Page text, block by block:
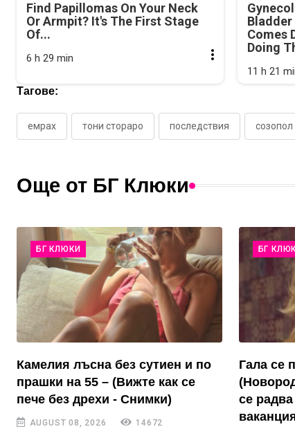
Find Papillomas On Your Neck
Or Armpit? It's The First Stage
Of...
6 h 29 min
Comes
Doing
11 h 21
Тагове:
емрах тони стораро последствия созопол
Още от БГ Клюки
БГ КЛЮКИ
Камелия лъсна без сутиен и по
прашки на 55 – (Вижте как се
пече без дрехи - Снимки)
AUGUST 08, 2026 14672
БГ
Гала се
се